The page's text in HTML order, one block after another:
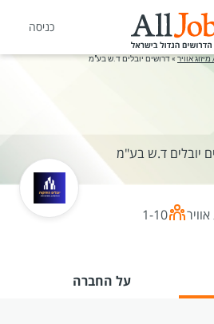
כניסה
אוויר»דרושים יובלים ד.ש בע"מ
יובלים ד.ש בע"מ
1-10
על החברה